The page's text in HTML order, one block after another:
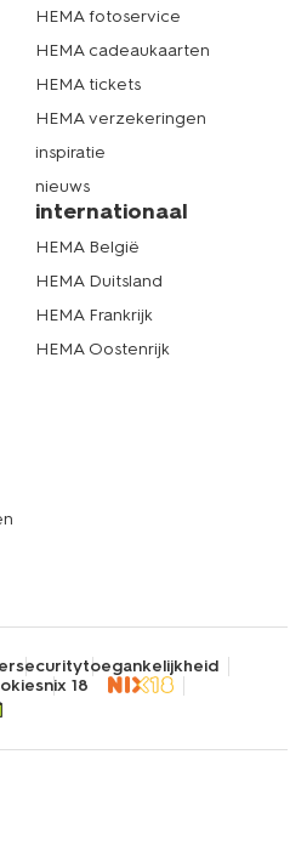
HEMA fotoservice
HEMA cadeaukaarten
HEMA tickets
HEMA verzekeringen
inspiratie
nieuws
internationaal
HEMA België
HEMA Duitsland
HEMA Frankrijk
HEMA Oostenrijk
securitytoegankelijkheid
nix 18